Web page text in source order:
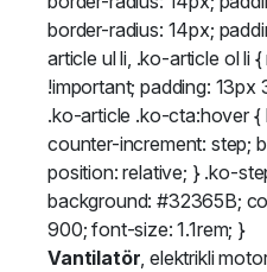
border-radius: 14px;
article ul li, .ko-article ol
!important; padding:
.ko-article .ko-cta:hover
counter-increment: step;
position: relative; } .ko-
background: #32365B;
900; font-size: 1.1rem; }
Vantilatör , elektrikli